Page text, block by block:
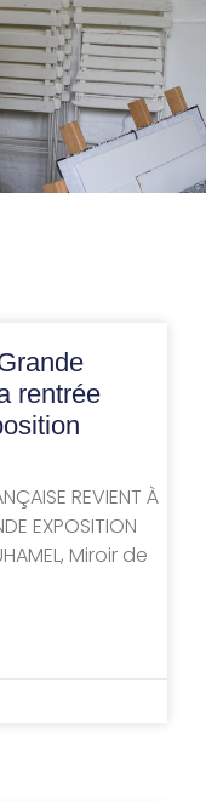
rentrée
REVIENT À
EXPOSITION
Miroir de